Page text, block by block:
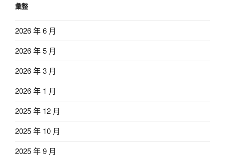
彙整
2026 年 6 月
2026 年 5 月
2026 年 3 月
2026 年 1 月
2025 年 12 月
2025 年 10 月
2025 年 9 月